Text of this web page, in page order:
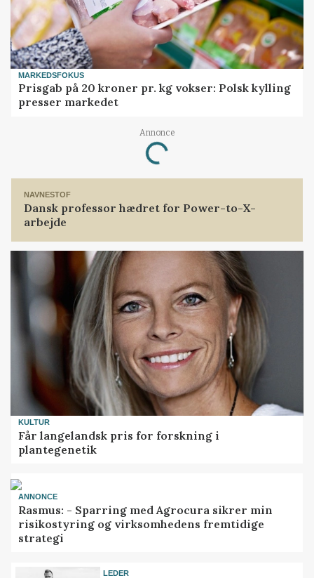
MARKEDSFOKUS
Prisgab på 20 kroner pr. kg vokser: Polsk kylling
presser markedet
Annonce
Loading...
NAVNESTOF
Dansk professor hædret for Power-to-X-
arbejde
KULTUR
Får langelandsk pris for forskning i
plantegenetik
ANNONCE
Rasmus: - Sparring med Agrocura sikrer min
risikostyring og virksomhedens fremtidige
strategi
LEDER